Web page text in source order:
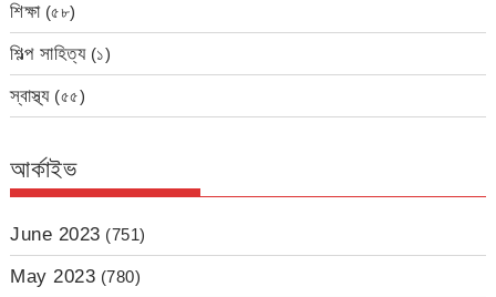
শিক্ষা(৫৮)
শিল্প সাহিত্য(১)
স্বাস্থ্য(৫৫)
আর্কাইভ
June 2023 (751)
May 2023 (780)